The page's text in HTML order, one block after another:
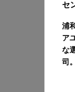
セ
浦
ア
な
司